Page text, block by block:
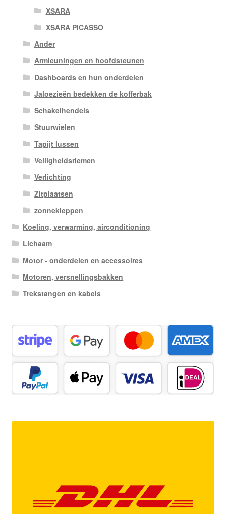
XSARA
XSARA PICASSO
Ander
Armleuningen en hoofdsteunen
Dashboards en hun onderdelen
Jaloezieën bedekken de kofferbak
Schakelhendels
Stuurwielen
Tapijt lussen
Veiligheidsriemen
Verlichting
Zitplaatsen
zonnekleppen
Koeling, verwarming, airconditioning
Lichaam
Motor - onderdelen en accessoires
Motoren, versnellingsbakken
Trekstangen en kabels